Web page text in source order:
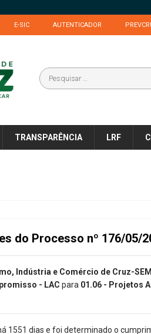
E-SIC AUTENTICADOR
TRANSPARÊNCIA LRF
do Processo nº 176/05/
Indústria e Comércio de Cruz-
- LAC para 01.06 - Projetos
1551 dias e foi determinado o